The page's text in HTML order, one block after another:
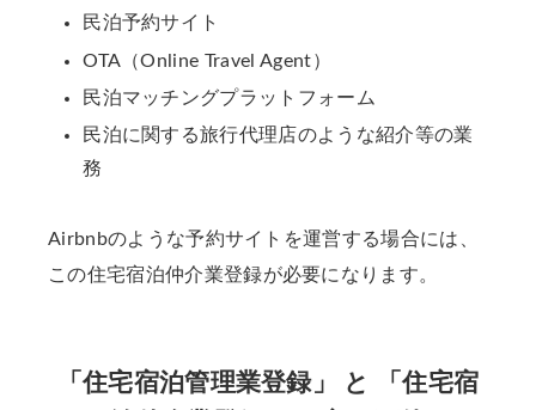
民泊予約サイト
OTA（Online Travel Agent）
民泊マッチングプラットフォーム
民泊に関する旅行代理店のような紹介等の業
務
Airbnbのような予約サイトを運営する場合には、
この住宅宿泊仲介業登録が必要になります。
「住宅宿泊管理業登録」 と 「住宅宿